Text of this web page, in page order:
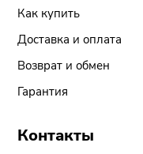
Как купить
Доставка и оплата
Возврат и обмен
Гарантия
Контакты